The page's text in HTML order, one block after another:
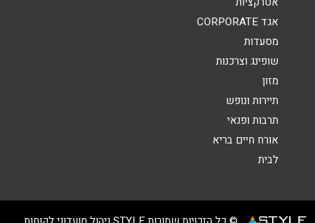
אגד CORPORATE
מסעדות
שופינג וצרכנות
מזון
תיירות ונופש
תרבות ופנאי
אורח חיים בריא
לבית